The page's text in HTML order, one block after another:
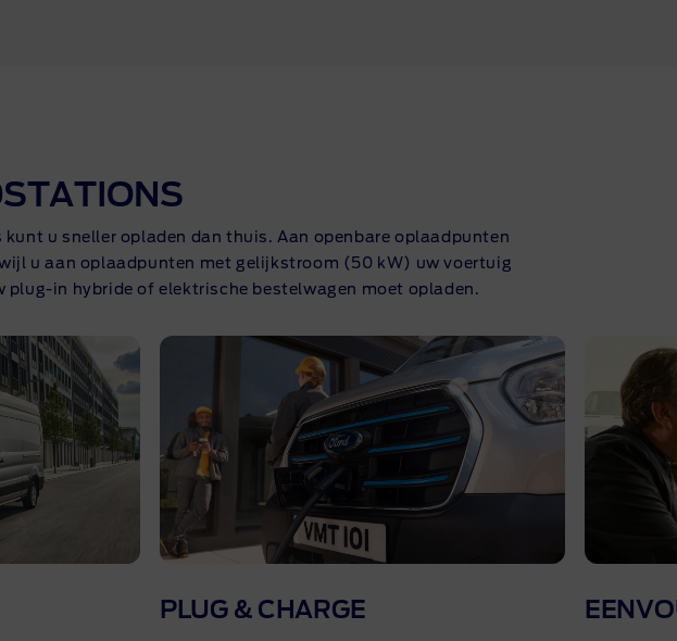
u sneller opladen dan thuis. Aan openbare oplaadpunten
u aan oplaadpunten met gelijkstroom (50 kW) uw voertuig
plug-in hybride of elektrische bestelwagen moet opladen.
PLUG & CHARGE